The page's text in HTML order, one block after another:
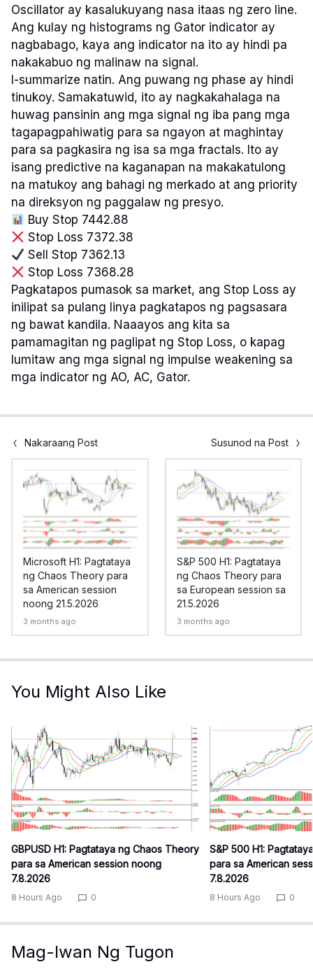
Oscillator ay kasalukuyang nasa itaas ng zero line.
Ang kulay ng histograms ng Gator indicator ay
nagbabago, kaya ang indicator na ito ay hindi pa
nakakabuo ng malinaw na signal.
I-summarize natin. Ang puwang ng phase ay hindi
tinukoy. Samakatuwid, ito ay nagkakahalaga na
huwag pansinin ang mga signal ng iba pang mga
tagapagpahiwatig para sa ngayon at maghintay
para sa pagkasira ng isa sa mga fractals. Ito ay
isang predictive na kaganapan na makakatulong
na matukoy ang bahagi ng merkado at ang priority
na direksyon ng paggalaw ng presyo.
Buy Stop 7442.88
Stop Loss 7372.38
Sell Stop 7362.13
Stop Loss 7368.28
Pagkatapos pumasok sa market, ang Stop Loss ay
inilipat sa pulang linya pagkatapos ng pagsasara
ng bawat kandila. Naaayos ang kita sa
pamamagitan ng paglipat ng Stop Loss, o kapag
lumitaw ang mga signal ng impulse weakening sa
mga indicator ng AO, AC, Gator.
Nakaraang Post Susunod na Post
Microsoft H1: Pagtataya
ng Chaos Theory para
sa American session
noong 21.5.2026
3 months ago
S&P 500 H1: Pagtataya
ng Chaos Theory para
sa European session sa
21.5.2026
3 months ago
You Might Also Like
GBPUSD H1: Pagtataya ng Chaos Theory
para sa American session noong
7.8.2026
8 Hours Ago 0
S&P 500 H1:
para sa American
7.8.2026
8 Hours Ago 0
Mag-Iwan Ng Tugon